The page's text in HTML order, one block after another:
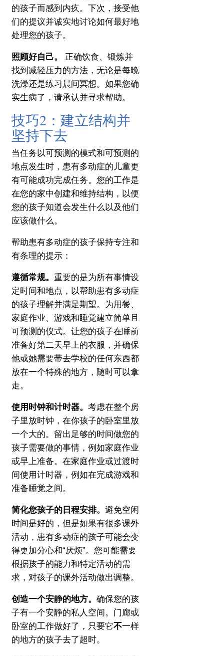
的孩子而感到内疚。 下次，接受他
们的提议并诚实地讨论如何最好地
处理您的孩子。
照顾好自己。 正确饮食、 锻炼并
找到 减轻压力的方法 ，无论是每晚
洗澡还是练习晨间冥想。 如果您确
实生病了，请承认并寻求帮助。
技巧2：建立结构并
坚持下去
当任务以可预测的模式和可预测的
地点发生时，患有多动症的儿童更
有可能成功完成任务。 您的工作是
在您的家中创建和维持结构，以便
您的孩子知道会发生什么以及他们
应该做什么。
帮助患有多动症的孩子保持专注和
有条理的提示：
遵循常规。 重要的是为所有事情设
定时间和地点，以帮助患有多动症
的孩子理解并满足期望。 为用餐、
家庭作业、游戏和睡觉建立简单且
可预测的仪式。 让您的孩子在睡前
准备好第二天早上的衣服，并确保
他或她需要带去学校的任何东西都
放在一个特殊的地方，随时可以拿
走。
使用时钟和计时器。 考虑在整个房
子里放时钟，在你孩子的卧室里放
一个大的。 留出足够的时间做您的
孩子需要做的事情，例如家庭作业
或早上准备。 在家庭作业或过渡时
间使用计时器，例如在完成游戏和
准备睡觉之间。
简化您孩子的日程安排。 避免空闲
时间是好的，但是如果有很多课外
活动，患有多动症的孩子可能会变
得更加分心和“厌烦”。 您可能需要
根据孩子的能力和特定活动的需
求，对孩子的课外活动做出调整。
创造一个安静的地方。 确保您的孩
子有一个安静的私人空间。 门廊或
卧室的工作做好了，只要它不一样
的地方的孩子去了超时。